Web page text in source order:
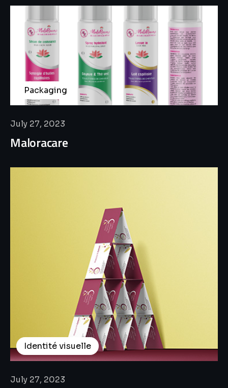
Packaging
July 27, 2023
Maloracare
Identité visuelle
July 27, 2023